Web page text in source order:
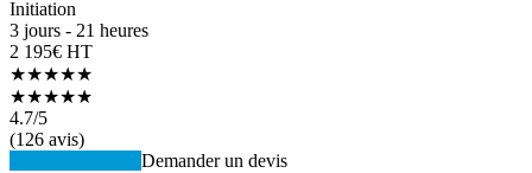
Initiation
3 jours - 21 heures
2 195€ HT
★★★★★
★★★★★
4.7/5
(126 avis)
Demander un devis